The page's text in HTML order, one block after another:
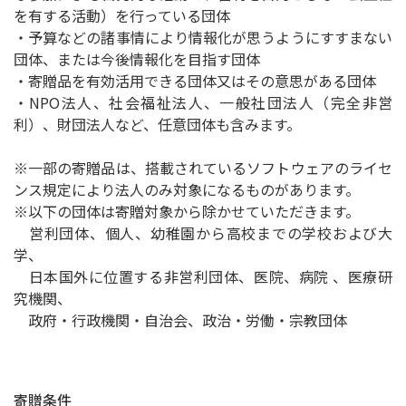
を有する活動）を行っている団体
・予算などの諸事情により情報化が思うようにすすまない
団体、または今後情報化を目指す団体
・寄贈品を有効活用できる団体又はその意思がある団体
・NPO法人、社会福祉法人、一般社団法人（完全非営
利）、財団法人など、任意団体も含みます。
※一部の寄贈品は、搭載されているソフトウェアのライセ
ンス規定により法人のみ対象になるものがあります。
※以下の団体は寄贈対象から除かせていただきます。
営利団体、個人、幼稚園から高校までの学校および大
学、
日本国外に位置する非営利団体、医院、病院 、医療研
究機関、
政府・行政機関・自治会、政治・労働・宗教団体
寄贈条件